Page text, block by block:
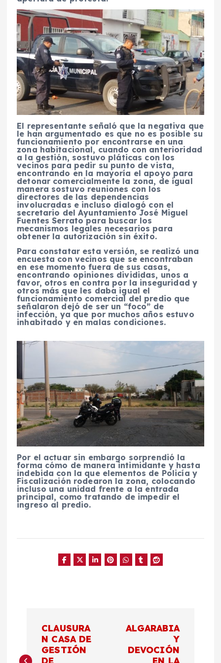
El representante señaló que la negativa que
le han argumentado es que no es posible su
funcionamiento por encontrarse en una
zona habitacional, cuando con anterioridad
a la gestión, sostuvo pláticas con los
vecinos para pedir su punto de vista,
encontrando en la mayoría el apoyo para
detonar comercialmente la zona, de igual
manera sostuvo reuniones con los
directores de las dependencias
involucradas e incluso dialogó con el
secretario del Ayuntamiento José Miguel
Fuentes Serrato para buscar los
mecanismos legales necesarios para
obtener la autorización sin éxito.
Para constatar esta versión, se realizó una
encuesta con vecinos que se encontraban
en ese momento fuera de sus casas,
encontrando opiniones divididas, unos a
favor, otros en contra por la inseguridad y
otros más que les daba igual el
funcionamiento comercial del predio que
señalaron dejó de ser un “foco” de
infección, ya que por muchos años estuvo
inhabitado y en malas condiciones.
Por el actuar sin embargo sorprendió la
forma cómo de manera intimidante y hasta
indebida con la que elementos de Policía y
Fiscalización rodearon la zona, colocando
incluso una unidad frente a la entrada
principal, como tratando de impedir el
ingreso al predio.
CLAUSURA
N CASA DE
GESTIÓN
ALGARABIA
Y
DEVOCIÓN